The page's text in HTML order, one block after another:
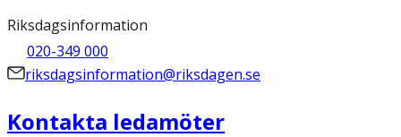
Riksdagsinformation
020-349 000
riksdagsinformation@riksdagen.se
Kontakta ledamöter